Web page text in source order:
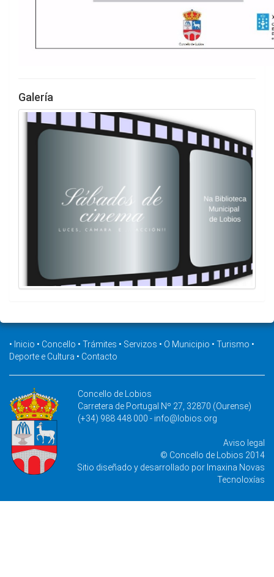
Galería
• Inicio • Concello • Trámites • Servizos • O Municipio • Turismo •
Deporte e Cultura • Contacto
Concello de Lobios
Carretera de Portugal Nº 27, 32870 (Ourense)
(+34) 988 448 000 - info@lobios.org
Aviso legal
© Concello de Lobios 2014
Sitio diseñado y desarrollado por Imaxina Novas
Tecnoloxías